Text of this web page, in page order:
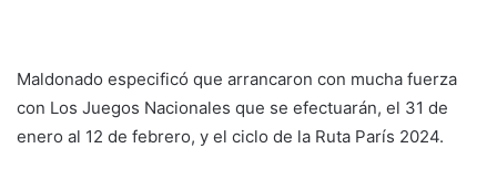
Maldonado especificó que arrancaron con mucha fuerza
con Los Juegos Nacionales que se efectuarán, el 31 de
enero al 12 de febrero, y el ciclo de la Ruta París 2024.